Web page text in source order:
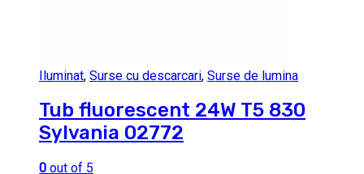
Iluminat, Surse cu descarcari, Surse de lumina
Tub fluorescent 24W T5 830
Sylvania 02772
0 out of 5